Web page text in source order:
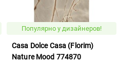
Популярно у дизайнеров!
Casa Dolce Casa (Florim)
Nature Mood 774870